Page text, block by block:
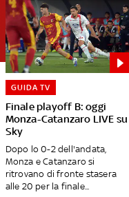
Finale playoff B: oggi
Monza-Catanzaro LIVE su
Sky
GUIDA TV
Dopo lo 0-2 dell'andata,
Monza e Catanzaro si
ritrovano di fronte stasera
alle 20 per la finale...